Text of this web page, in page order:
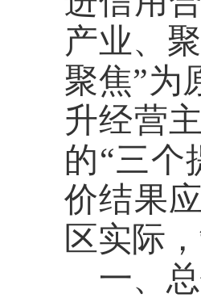
产业、
聚焦”为
升经营
的“三个
价结果
区实际
一、